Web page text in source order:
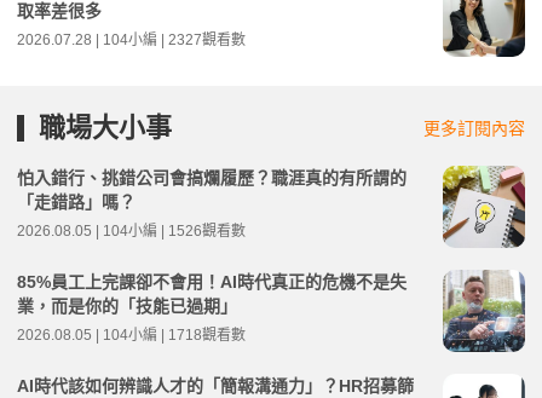
取率差很多
2026.07.28 | 104小編 | 2327觀看數
職場大小事 更多訂閱內容
怕入錯行、挑錯公司會搞爛履歷？職涯真的有所謂的
「走錯路」嗎？
2026.08.05 | 104小編 | 1526觀看數
85%員工上完課卻不會用！AI時代真正的危機不是失
業，而是你的「技能已過期」
2026.08.05 | 104小編 | 1718觀看數
AI時代該如何辨識人才的「簡報溝通力」？HR招募篩